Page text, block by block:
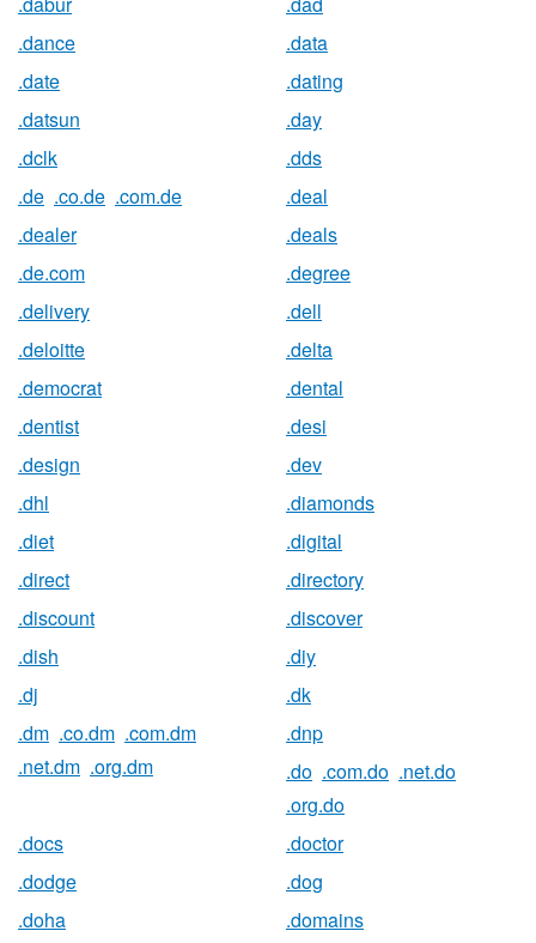
.dance
.data
.date
.dating
.datsun
.day
.dclk
.dds
.de .co.de .com.de
.deal
.dealer
.deals
.de.com
.degree
.delivery
.dell
.deloitte
.delta
.democrat
.dental
.dentist
.desi
.design
.dev
.dhl
.diamonds
.diet
.digital
.direct
.directory
.discount
.discover
.dish
.diy
.dj
.dk
.dm .co.dm .com.dm
.net.dm .org.dm
.dnp
.do .com.do .net.do
.org.do
.docs
.doctor
.dodge
.dog
.doha
.domains